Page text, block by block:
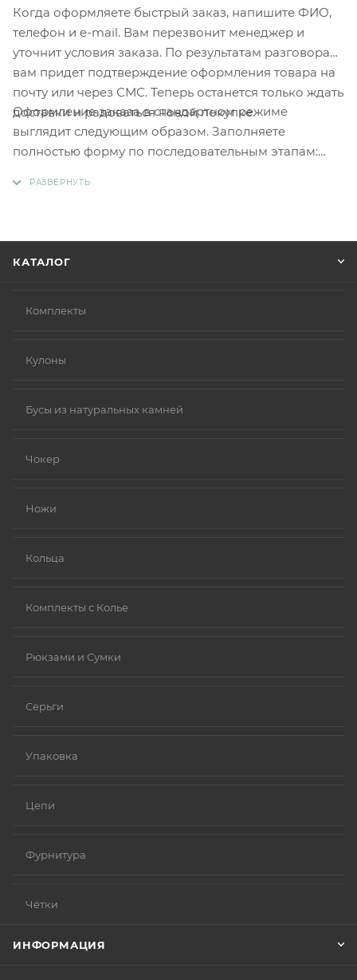
Когда оформляете быстрый заказ, напишите ФИО,
телефон и e-mail. Вам перезвонит менеджер и
уточнит условия заказа. По результатам разговора
вам придет подтверждение оформления товара на
почту или через СМС. Теперь останется только ждать
доставки и радоваться новой покупке.
Оформление заказа в стандартном режиме
выглядит следующим образом. Заполняете
полностью форму по последовательным этапам:
КАТАЛОГ
Комплекты
Кулоны
Бусы из натуральных камней
Чокер
Ножи
Кольца
Комплекты с Колье
Рюкзами и Сумки
Серьги
Упаковка
Цепи
Фурнитура
Чётки
ИНФОРМАЦИЯ